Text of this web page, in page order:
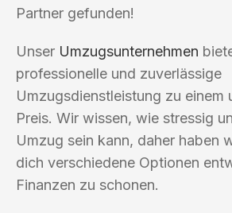
Partner gefunden!
Unser Umzugsunternehmen
professionelle und zuverlässige
Umzugsdienstleistung zu einem
Preis. Wir wissen, wie stressig
Umzug sein kann, daher haben
dich verschiedene Optionen
Finanzen zu schonen.